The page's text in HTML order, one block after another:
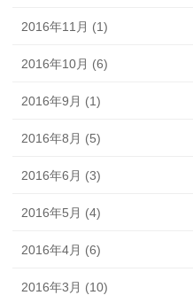
2016年11月 (1)
2016年10月 (6)
2016年9月 (1)
2016年8月 (5)
2016年6月 (3)
2016年5月 (4)
2016年4月 (6)
2016年3月 (10)